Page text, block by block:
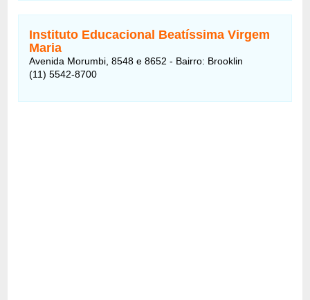
Instituto Educacional Beatíssima Virgem
Maria
Avenida Morumbi, 8548 e 8652 - Bairro: Brooklin
(11) 5542-8700